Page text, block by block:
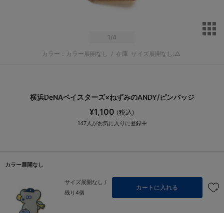
1 /4
カラー：カラー展開なし / 在庫 サイズ展開なし:△
横浜DeNAベイスターズ×ねずみのANDY/ピンバッジ
¥1,100 (税込)
147人がお気に入りに登録中
カラー展開なし
サイズ展開なし /
残り4個
カートに入れる